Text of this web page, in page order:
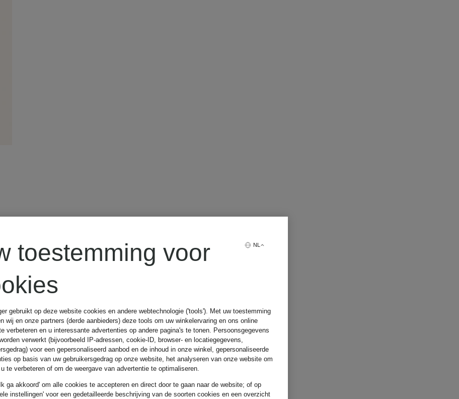
NL
toestemming voor
gebruikt op deze website cookies en andere webtechnologie ('tools'). Met uw toestemming
wij en onze partners (derde aanbieders) deze tools om uw winkelervaring en ons online
verbeteren en u interessante advertenties op andere pagina's te tonen. Persoonsgegevens
verwerkt (bijvoorbeeld IP-adressen, cookie-ID, browser- en locatiegegevens,
voor een gepersonaliseerd aanbod en de inhoud in onze winkel, gepersonaliseerde
op basis van uw gebruikersgedrag op onze website, het analyseren van onze website om
te verbeteren of om de weergave van advertentie te optimaliseren.
ga akkoord' om alle cookies te accepteren en direct door te gaan naar de website; of op
instellingen' voor een gedetailleerde beschrijving van de soorten cookies en een overzicht